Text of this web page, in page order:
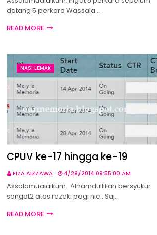
datang 5 perkara Wassala…
READ MORE
NASI LEMAK
CPUV ke-17 hingga ke-19
FIZA AIZZAWA 4/29/2014 09:55:00 AM
Assalamualaikum.. Alhamdullillah bersyukur
sangat2 atas rezeki pagi nie.. Saj…
READ MORE